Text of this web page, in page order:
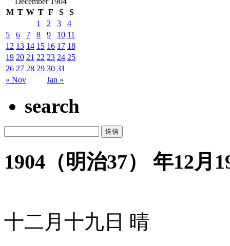
M T W T F S S
« Nov Jan »
1 2 3
4
5
6 7 8 9 10 11
12 13 14 15 16 17 18
19 20 21 22 23 24 25
26 27 28 29 30 31
search
1904（明治37） 年12月
十二月十九日 晴